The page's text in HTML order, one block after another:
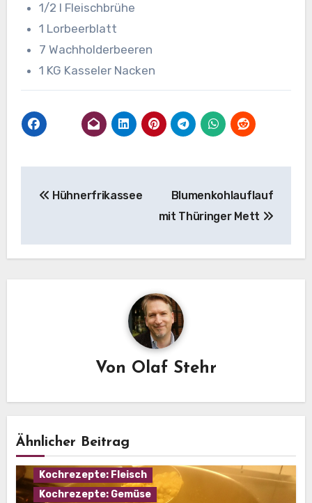
1/2 l Fleischbrühe
1 Lorbeerblatt
7 Wachholderbeeren
1 KG Kasseler Nacken
Hühnerfrikassee
Blumenkohlauflauf
mit Thüringer Mett
Von Olaf Stehr
Ähnlicher Beitrag
Eintopf
Hausmannskost
Kochrezepte: Fleisch
Kochrezepte: Gemüse